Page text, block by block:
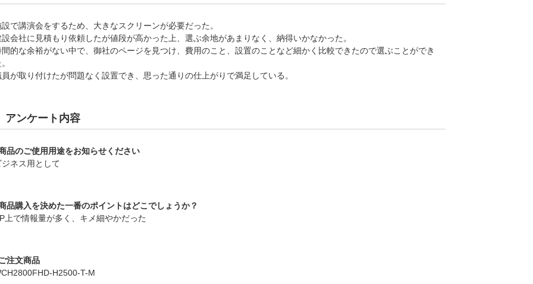
設で講演会をするため、大きなスクリーンが必要だった。
設会社に見積もり依頼したが値段が高かった上、選ぶ余地があまりなく、納得いかなかった。
間的な余裕がない中で、御社のページを見つけ、費用のこと、設置のことなど細かく比較できたので選ぶことができ
員が取り付けたが問題なく設置でき、思った通りの仕上がりで満足している。
アンケート内容
品のご使用用途をお知らせください
ジネス用として
品購入を決めた一番のポイントはどこでしょうか？
上で情報量が多く、キメ細やかだった
注文商品
H2500-T-M